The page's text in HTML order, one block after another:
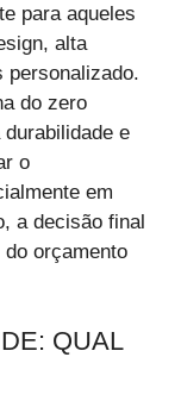
para aqueles
alta
personalizado.
do zero
e
o
em
a decisão final
orçamento
QUAL